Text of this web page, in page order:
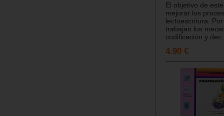
El objetivo de
mejorar los
lectoescritura.
trabajan los
codificación y
4.90 €